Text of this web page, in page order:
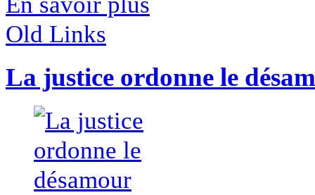
Old Links
La justice ordonne le